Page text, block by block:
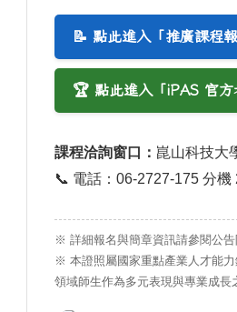
📝 點此進入「推廣課程報
🏆 點此進入「iPAS 官方
課程洽詢窗口： 崑山科技大
📞 電話：06-2727-175 分機
※ 詳細報名與簡章資訊請參閱公告
※ 本證照屬國家重點產業人才能
領域師生作為多元表現與專業成長